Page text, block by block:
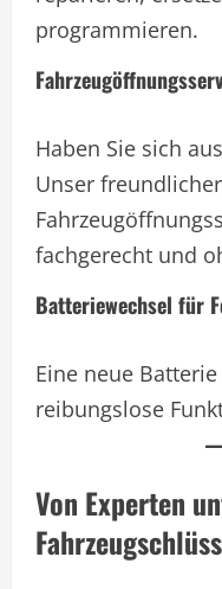
programmieren.
Haben Sie sich
Unser
fachgerecht und
Batteriewechsel für
Eine neue
reibungslose
Von Experten